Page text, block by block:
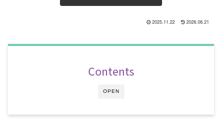
2025.11.22 2026.06.21
OPEN
Contents